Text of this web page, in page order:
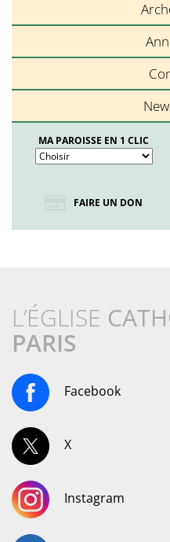
MA PAROISSE EN 1 CLIC
FAIRE UN DON
L’ÉGLISE
PARIS
Facebook
X
Instagram